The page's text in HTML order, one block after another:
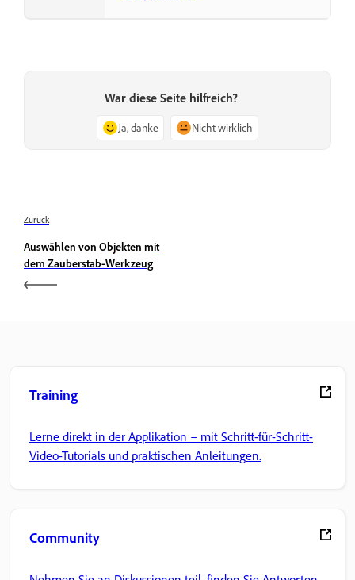
War diese Seite hilfreich?
Ja, danke Nicht wirklich
Zurück
Auswählen von Objekten mit
dem Zauberstab-Werkzeug
Training
Lerne direkt in der Applikation – mit Schritt-für-Schritt-
Video-Tutorials und praktischen Anleitungen.
Community